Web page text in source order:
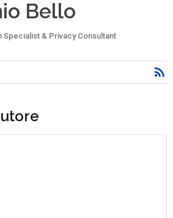
Bello
Specialist & Privacy Consultant